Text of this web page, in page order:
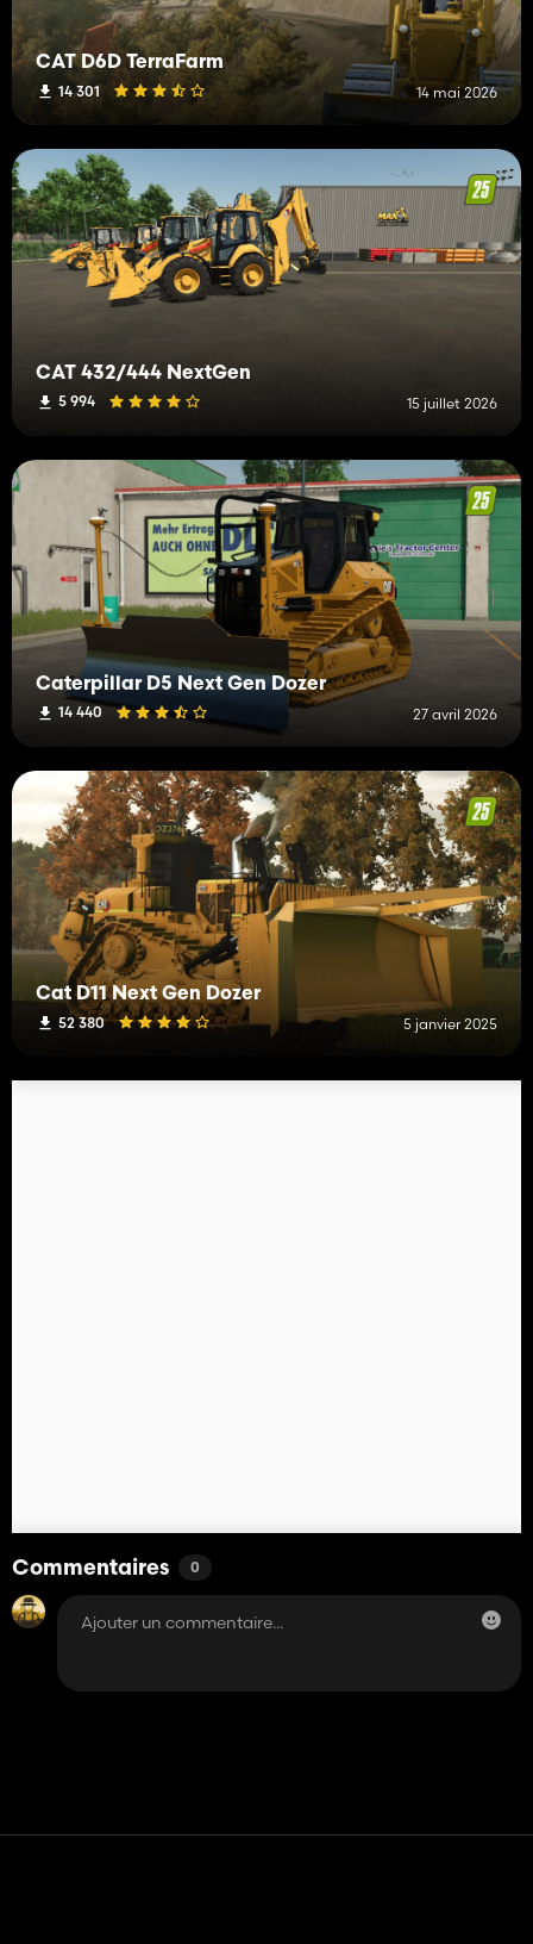
CAT D6D TerraFarm
14 301 14 mai 2026
CAT 432/444 NextGen
5 994 15 juillet 2026
Caterpillar D5 Next Gen Dozer
14 440 27 avril 2026
Cat D11 Next Gen Dozer
52 380 5 janvier 2025
Commentaires 0